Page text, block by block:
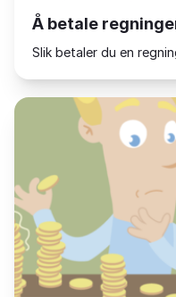
Å betale
Slik betaler du en